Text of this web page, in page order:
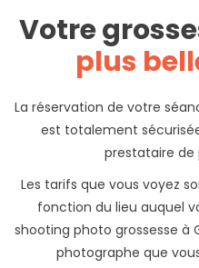
Votre
plus
La réservation de votre
est totalement
prestataire de
Les tarifs que vous voyez
fonction du lieu auquel
shooting photo grossesse à
photographe que